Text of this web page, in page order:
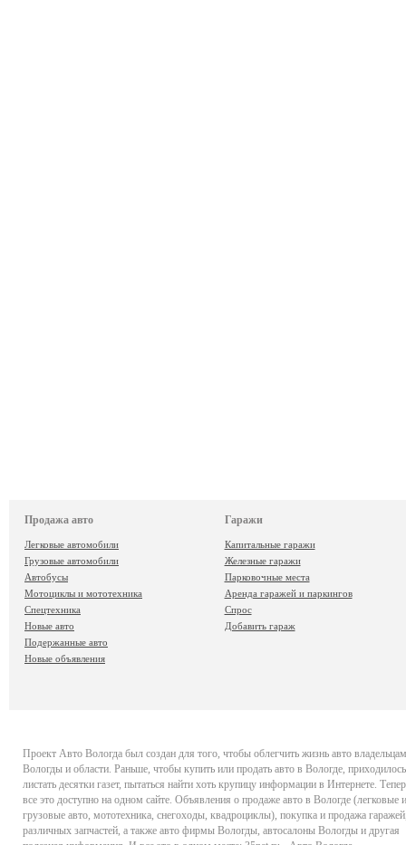
Продажа авто
Легковые автомобили
Грузовые автомобили
Автобусы
Мотоциклы и мототехника
Спецтехника
Новые авто
Подержанные авто
Новые объявления
Гаражи
Капитальные гаражи
Железные гаражи
Парковочные места
Аренда гаражей и паркингов
Спрос
Добавить гараж
Проект Авто Вологда был создан для того, чтобы облегчить жизнь авто владельцам
Вологды и области. Раньше, чтобы купить или продать авто в Вологде, приходилось
листать десятки газет, пытаться найти хоть крупицу информации в Интернете.
все это доступно на одном сайте. Объявления о продаже авто в Вологде (легковые и
грузовые авто, мототехника, снегоходы, квадроциклы), покупка и продажа
различных запчастей, а также авто фирмы Вологды, автосалоны Вологды и другая